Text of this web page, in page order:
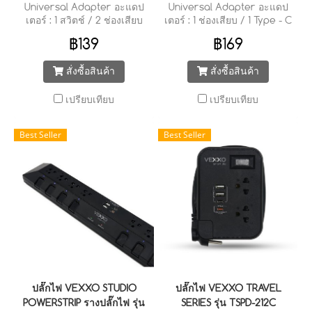
Universal Adapter อะแดป
เตอร์ : 1 สวิตช์ / 2 ช่องเสียบ
฿139
สั่งซื้อสินค้า
เปรียบเทียบ
Universal Adapter อะแดป
เตอร์ : 1 ช่องเสียบ / 1 Type - C
฿169
สั่งซื้อสินค้า
เปรียบเทียบ
Best Seller
ปลั๊กไฟ VEXXO STUDIO
POWERSTRIP รางปลั๊กไฟ รุ่น
Best Seller
ปลั๊กไฟ VEXXO TRAVEL
SERIES รุ่น TSPD-212C